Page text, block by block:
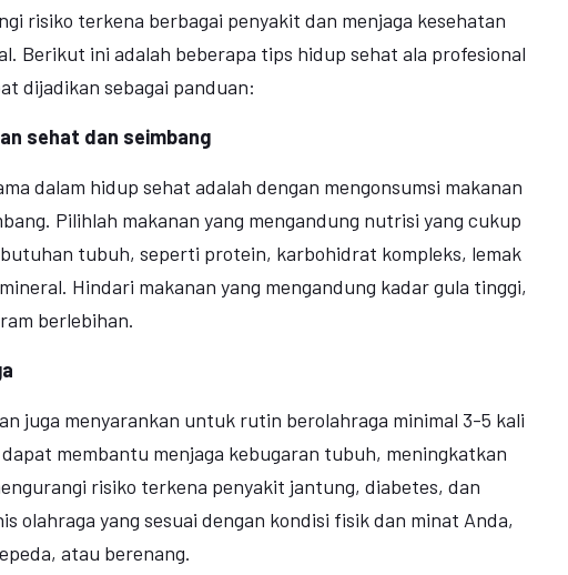
risiko terkena berbagai penyakit dan menjaga kesehatan
Berikut ini adalah beberapa tips hidup sehat ala profesional
dijadikan sebagai panduan:
sehat dan seimbang
dalam hidup sehat adalah dengan mengonsumsi makanan
Pilihlah makanan yang mengandung nutrisi yang cukup
tubuh, seperti protein, karbohidrat kompleks, lemak
Hindari makanan yang mengandung kadar gula tinggi,
berlebihan.
juga menyarankan untuk rutin berolahraga minimal 3-5 kali
membantu menjaga kebugaran tubuh, meningkatkan
risiko terkena penyakit jantung, diabetes, dan
olahraga yang sesuai dengan kondisi fisik dan minat Anda,
atau berenang.